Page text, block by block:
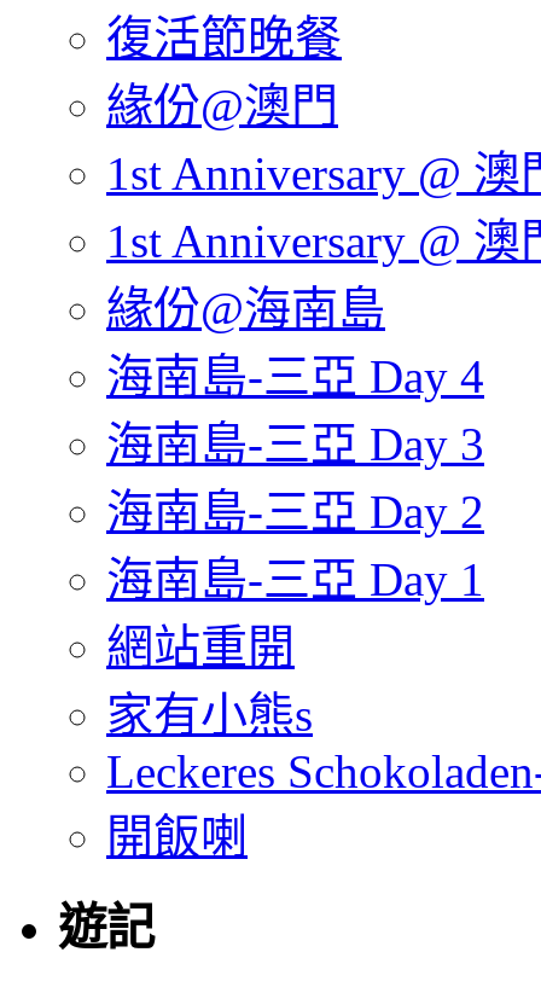
復活節晚餐
緣份@澳門
1st Anniversary @ 澳
1st Anniversary @ 澳
緣份@海南島
海南島-三亞 Day 4
海南島-三亞 Day 3
海南島-三亞 Day 2
海南島-三亞 Day 1
網站重開
家有小熊s
Leckeres
開飯喇
遊記